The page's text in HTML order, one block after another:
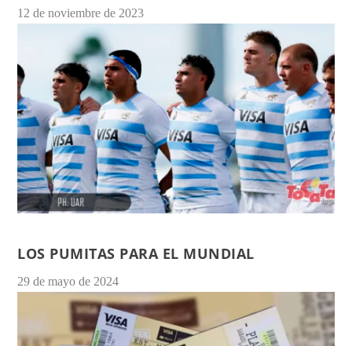
12 de noviembre de 2023
LOS PUMITAS PARA EL MUNDIAL
29 de mayo de 2024